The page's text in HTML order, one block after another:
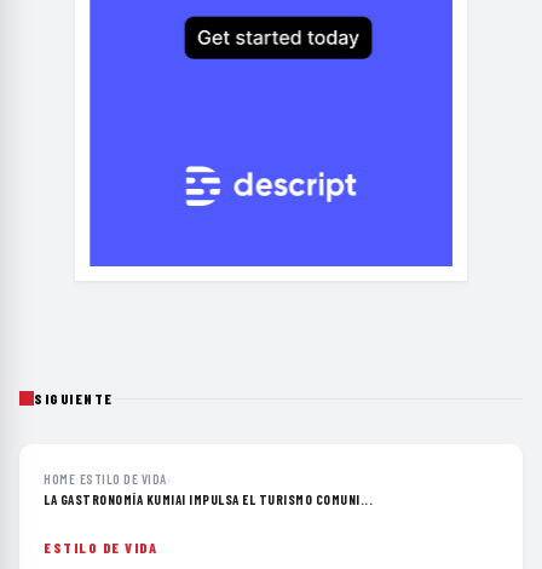
SIGUIENTE
HOME›ESTILO DE VIDA›
LA GASTRONOMÍA KUMIAI IMPULSA EL TURISMO COMUNI...
ESTILO DE VIDA